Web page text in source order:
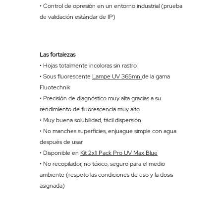
• Control de opresión en un entorno industrial (prueba
de validación estándar de IP)
Las fortalezas
• Hojas totalmente incoloras sin rastro
• Sous fluorescente Lampe UV 365mn de la gama
Fluotechnik
• Precisión de diagnóstico muy alta gracias a su
rendimiento de fluorescencia muy alto
• Muy buena solubilidad, fácil dispersión
• No manches superficies, enjuague simple con agua
después de usar
• Disponible en Kit 2x1l Pack Pro UV Max Blue
• No recopilador, no tóxico, seguro para el medio
ambiente (respeto las condiciones de uso y la dosis
asignada)